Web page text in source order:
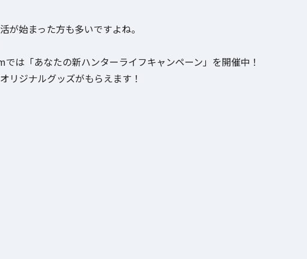
始まった方も多いですよね。
は「あなたの新ハンターライフキャンペーン」を開催中！
リジナルグッズがもらえます！